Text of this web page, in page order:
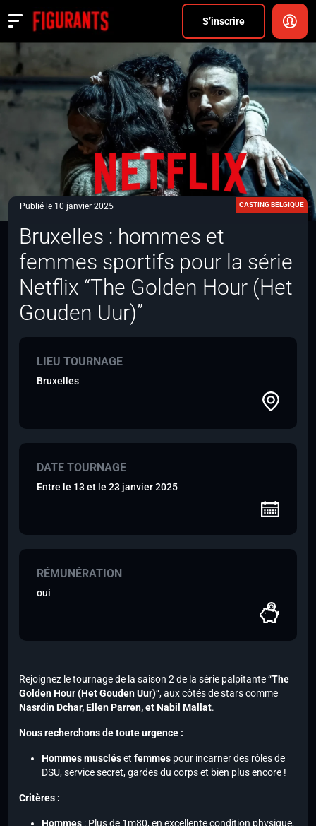
S’inscrire
Actualités
ANNONCER
FAQ
S’inscrire
CONNEXION
Publié le 10 janvier 2025 CASTING BELGIQUE
Bruxelles : hommes et
femmes sportifs pour la série
Netflix “The Golden Hour (Het
Gouden Uur)”
LIEU TOURNAGE
Bruxelles
DATE TOURNAGE
Entre le 13 et le 23 janvier 2025
RÉMUNÉRATION
oui
Rejoignez le tournage de la saison 2 de la série palpitante “The
Golden Hour (Het Gouden Uur)“, aux côtés de stars comme
Nasrdin Dchar, Ellen Parren, et Nabil Mallat.
Nous recherchons de toute urgence :
Hommes muscléset femmes pour incarner des rôles de
DSU, service secret, gardes du corps et bien plus encore !
Critères :
Hommes : Plus de 1m80, en excellente condition physique,